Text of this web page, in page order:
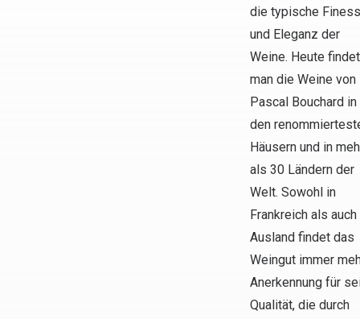
die typische
und Eleganz der
Weine. Heute findet
man die Weine von
Pascal Bouchard in
den
Häusern und in
als 30 Ländern der
Welt. Sowohl in
Frankreich als
Ausland findet das
Weingut immer
Anerkennung für
Qualität, die durch